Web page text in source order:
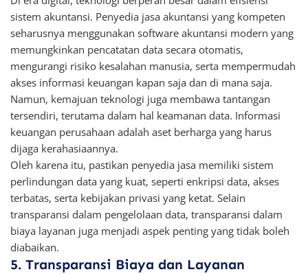
sistem akuntansi. Penyedia jasa akuntansi yang kompeten
seharusnya menggunakan software akuntansi modern yang
memungkinkan pencatatan data secara otomatis,
mengurangi risiko kesalahan manusia, serta mempermudah
akses informasi keuangan kapan saja dan di mana saja.
Namun, kemajuan teknologi juga membawa tantangan
tersendiri, terutama dalam hal keamanan data. Informasi
keuangan perusahaan adalah aset berharga yang harus
dijaga kerahasiaannya.
Oleh karena itu, pastikan penyedia jasa memiliki sistem
perlindungan data yang kuat, seperti enkripsi data, akses
terbatas, serta kebijakan privasi yang ketat. Selain
transparansi dalam pengelolaan data, transparansi dalam
biaya layanan juga menjadi aspek penting yang tidak boleh
diabaikan.
5. Transparansi Biaya dan Layanan